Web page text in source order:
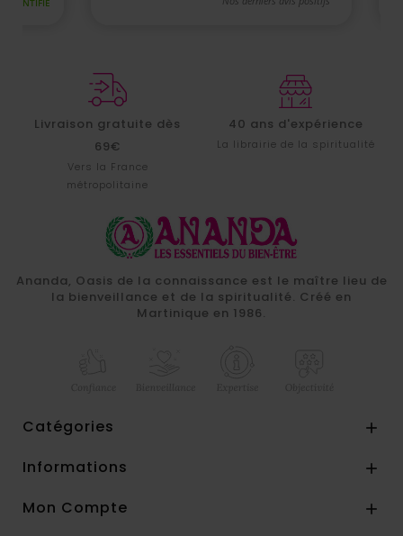
Livraison gratuite dès
69€
Vers la France
métropolitaine
40 ans d'expérience
La librairie de la spiritualité
Ananda, Oasis de la connaissance est le maître lieu de
la bienveillance et de la spiritualité. Créé en
Martinique en 1986.
Catégories 
Informations 
Mon Compte 